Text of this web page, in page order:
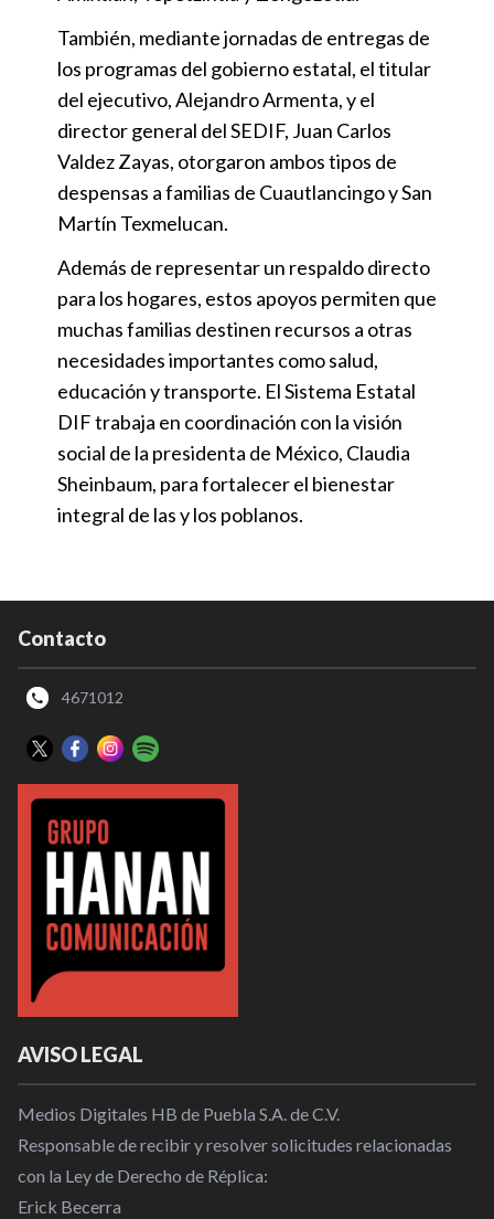
También, mediante jornadas de entregas de
los programas del gobierno estatal, el titular
del ejecutivo, Alejandro Armenta, y el
director general del SEDIF, Juan Carlos
Valdez Zayas, otorgaron ambos tipos de
despensas a familias de Cuautlancingo y San
Martín Texmelucan.
Además de representar un respaldo directo
para los hogares, estos apoyos permiten que
muchas familias destinen recursos a otras
necesidades importantes como salud,
educación y transporte. El Sistema Estatal
DIF trabaja en coordinación con la visión
social de la presidenta de México, Claudia
Sheinbaum, para fortalecer el bienestar
integral de las y los poblanos.
Contacto
4671012
AVISO LEGAL
Medios Digitales HB de Puebla S.A. de C.V.
Responsable de recibir y resolver solicitudes relacionadas
con la Ley de Derecho de Réplica:
Erick Becerra